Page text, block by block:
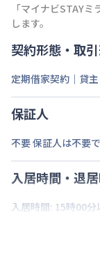
「マイナビSTAYミ
します。
契約形態・取
定期借家契約｜貸主
保証人
不要 保証人は不要
入居時間・退
入居時間: 15時00